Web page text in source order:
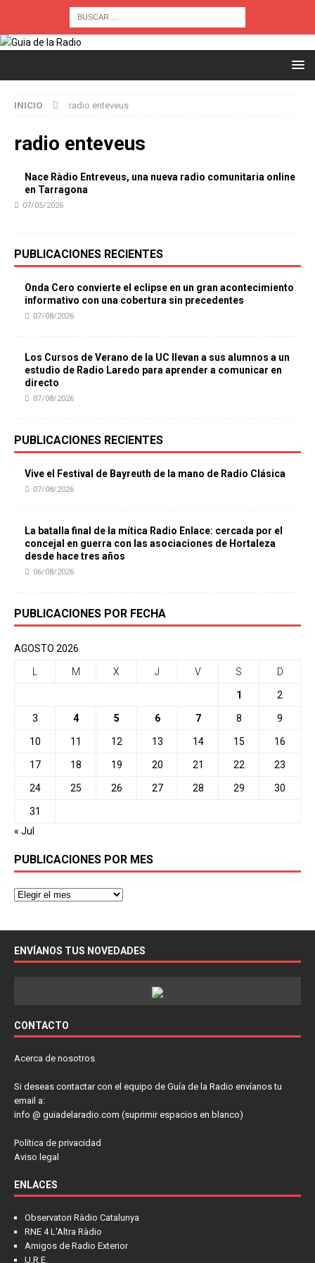
INICIO radio enteveus
radio enteveus
Nace Ràdio Entreveus, una nueva radio comunitaria online
en Tarragona
07/05/2026
PUBLICACIONES RECIENTES
Onda Cero convierte el eclipse en un gran acontecimiento
informativo con una cobertura sin precedentes
07/08/2026
Los Cursos de Verano de la UC llevan a sus alumnos a un
estudio de Radio Laredo para aprender a comunicar en
directo
07/08/2026
PUBLICACIONES RECIENTES
Vive el Festival de Bayreuth de la mano de Radio Clásica
07/08/2026
La batalla final de la mítica Radio Enlace: cercada por el
concejal en guerra con las asociaciones de Hortaleza
desde hace tres años
06/08/2026
PUBLICACIONES POR FECHA
AGOSTO 2026
M X J V S D
1 2
3 4 5 6 7 8 9
10 11 12 13 14 15 16
17 18 19 20 21 22 23
24 25 26 27 28 29 30
31
« Jul
PUBLICACIONES POR MES
ENVÍANOS TUS NOVEDADES
CONTACTO
Acerca de nosotros
Si deseas contactar con el equipo de Guía de la Radio envíanos tu
email a:
info @ guiadelaradio.com (suprimir espacios en blanco)
Política de privacidad
Aviso legal
ENLACES
Observatori Ràdio Catalunya
RNE 4 L'Altra Ràdio
Amigos de Radio Exterior
U.R.E.